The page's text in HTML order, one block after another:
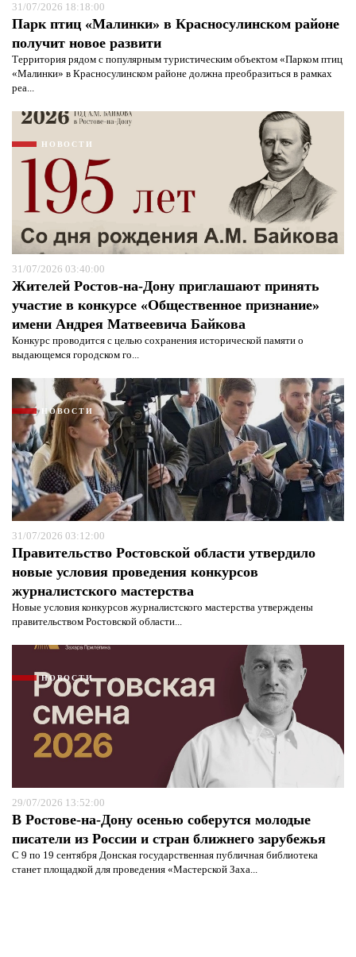
31/07/2026 18:18:00
Парк птиц «Малинки» в Красносулинском районе
получит новое развити
Территория рядом с популярным туристическим объектом «Парком птиц
«Малинки» в Красносулинском районе должна преобразиться в рамках
реа...
НОВОСТИ
31/07/2026 03:40:00
Жителей Ростов-на-Дону приглашают принять
участие в конкурсе «Общественное признание»
имени Андрея Матвеевича Байкова
Конкурс проводится с целью сохранения исторической памяти о
выдающемся городском го...
НОВОСТИ
31/07/2026 03:12:00
Правительство Ростовской области утвердило
новые условия проведения конкурсов
журналистского мастерства
Новые условия конкурсов журналистского мастерства утверждены
правительством Ростовской области...
НОВОСТИ
29/07/2026 13:52:00
В Ростове-на-Дону осенью соберутся молодые
писатели из России и стран ближнего зарубежья
С 9 по 19 сентября Донская государственная публичная библиотека
станет площадкой для проведения «Мастерской Заха...
Я согласен сполитикой конфиденциальности и
защиты информации*
Я согласен сполитикой конфиденциальности и
защиты информации*